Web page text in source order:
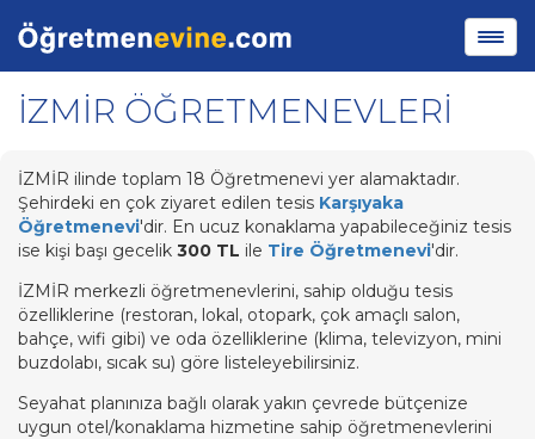
İZMİR ÖĞRETMENEVLERİ
İZMİR ilinde toplam 18 Öğretmenevi yer alamaktadır.
Şehirdeki en çok ziyaret edilen tesis Karşıyaka
Öğretmenevi'dir. En ucuz konaklama yapabileceğiniz tesis
ise kişi başı gecelik 300 TL ile Tire Öğretmenevi'dir.
İZMİR merkezli öğretmenevlerini, sahip olduğu tesis
özelliklerine (restoran, lokal, otopark, çok amaçlı salon,
bahçe, wifi gibi) ve oda özelliklerine (klima, televizyon, mini
buzdolabı, sıcak su) göre listeleyebilirsiniz.
Seyahat planınıza bağlı olarak yakın çevrede bütçenize
uygun otel/konaklama hizmetine sahip öğretmenevlerini